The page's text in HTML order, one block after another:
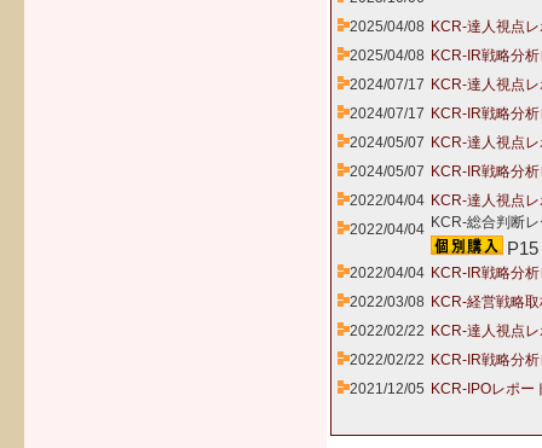
2025/04/08 KCR-達人視点
2025/04/08 KCR-IR戦略分
2024/07/17 KCR-達人視点
2024/07/17 KCR-IR戦略分
2024/05/07 KCR-達人視点
2024/05/07 KCR-IR戦略分
2022/04/04 KCR-達人視点
2022/04/04 KCR-総合判断
2022/04/04 KCR-IR戦略分
2022/03/08 KCR-経営戦略
2022/02/22 KCR-達人視点
2022/02/22 KCR-IR戦略分
2021/12/05 KCR-IPOレポー